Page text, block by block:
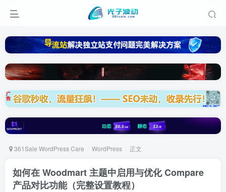
361Sale WordPress Care WordPress 正文
如何在 Woodmart 主题中启用与优化 Compare
产品对比功能（完整设置教程）